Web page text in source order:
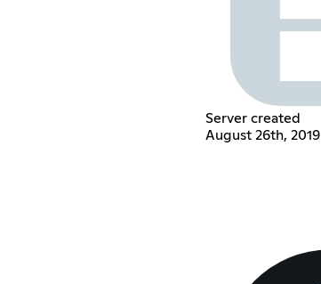
Server created
August 26th, 2019